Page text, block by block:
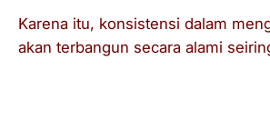
Karena itu, konsistensi dalam
akan terbangun secara alami